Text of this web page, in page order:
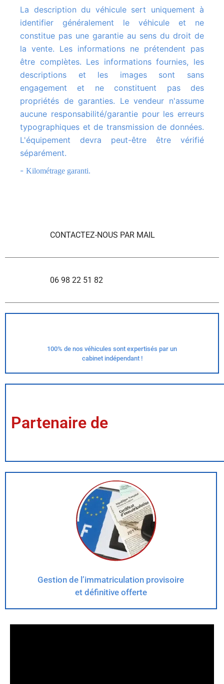
La description du véhicule sert uniquement à
identifier généralement le véhicule et ne
constitue pas une garantie au sens du droit de
la vente. Les informations ne prétendent pas
être complètes. Les informations fournies, les
descriptions et les images sont sans
engagement et ne constituent pas des
propriétés de garanties. Le vendeur n'assume
aucune responsabilité/garantie pour les erreurs
typographiques et de transmission de données.
L'équipement devra peut-être être vérifié
séparément.
Kilométrage garanti.
CONTACTEZ-NOUS PAR MAIL
06 98 22 51 82
100% de nos véhicules sont expertisés par un
cabinet indépendant !
Partenaire de
Gestion de l’immatriculation provisoire
et définitive offerte